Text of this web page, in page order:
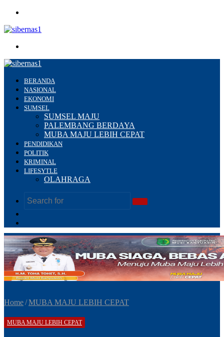
BERANDA
NASIONAL
EKONOMI
SUMSEL
SUMSEL MAJU
PALEMBANG BERDAYA
MUBA MAJU LEBIH CEPAT
PENDIDIKAN
POLITIK
KRIMINAL
LIFESYTLE
OLAHRAGA
Search
Home/MUBA MAJU LEBIH CEPAT
MUBA MAJU LEBIH CEPAT